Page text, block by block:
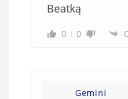
Beatką
0 0
Gemini